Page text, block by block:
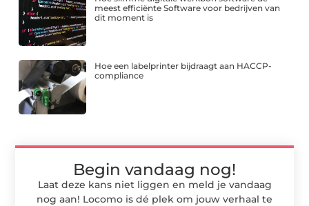
meest efficiënte Software voor bedrijven van
dit moment is
Hoe een labelprinter bijdraagt aan HACCP-
compliance
Begin vandaag nog!
Laat deze kans niet liggen en meld je vandaag
nog aan! Locomo is dé plek om jouw verhaal te